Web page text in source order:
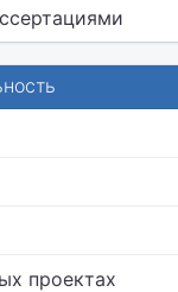
проектах